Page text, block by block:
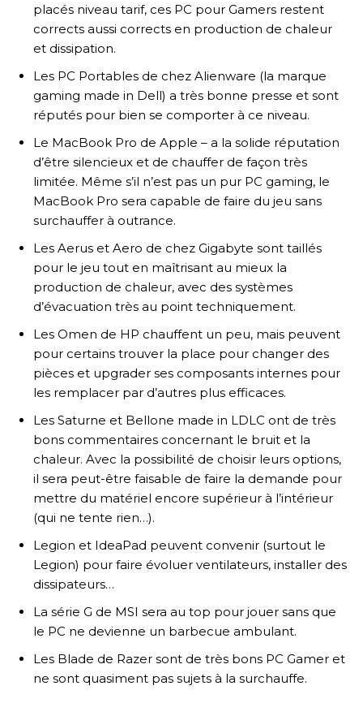
placés niveau tarif, ces PC pour Gamers restent
corrects aussi corrects en production de chaleur
et dissipation.
Les PC Portables de chez Alienware (la marque
gaming made in Dell) a très bonne presse et sont
réputés pour bien se comporter à ce niveau.
Le MacBook Pro de Apple – a la solide réputation
d’être silencieux et de chauffer de façon très
limitée. Même s’il n’est pas un pur PC gaming, le
MacBook Pro sera capable de faire du jeu sans
surchauffer à outrance.
Les Aerus et Aero de chez Gigabyte sont taillés
pour le jeu tout en maîtrisant au mieux la
production de chaleur, avec des systèmes
d’évacuation très au point techniquement.
Les Omen de HP chauffent un peu, mais peuvent
pour certains trouver la place pour changer des
pièces et upgrader ses composants internes pour
les remplacer par d’autres plus efficaces.
Les Saturne et Bellone made in LDLC ont de très
bons commentaires concernant le bruit et la
chaleur. Avec la possibilité de choisir leurs options,
il sera peut-être faisable de faire la demande pour
mettre du matériel encore supérieur à l’intérieur
(qui ne tente rien…).
Legion et IdeaPad peuvent convenir (surtout le
Legion) pour faire évoluer ventilateurs, installer des
dissipateurs…
La série G de MSI sera au top pour jouer sans que
le PC ne devienne un barbecue ambulant.
Les Blade de Razer sont de très bons PC Gamer et
ne sont quasiment pas sujets à la surchauffe.